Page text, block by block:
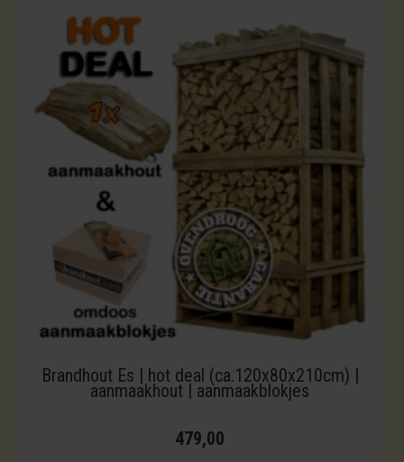
Brandhout Es | hot deal (ca.120x80x210cm) |
aanmaakhout | aanmaakblokjes
479,00